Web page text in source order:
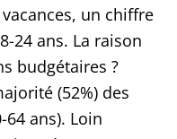
un chiffre
24 ans. La raison
budgétaires ?
(52%) des
64 ans). Loin